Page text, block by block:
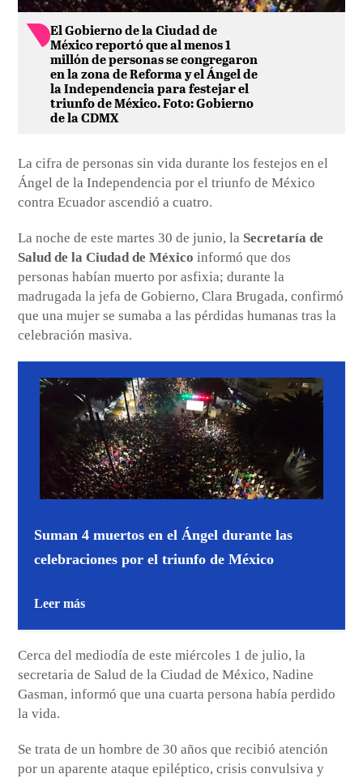
El Gobierno de la Ciudad de
México reportó que al menos 1
millón de personas se congregaron
en la zona de Reforma y el Ángel de
la Independencia para festejar el
triunfo de México. Foto: Gobierno
de la CDMX
La cifra de personas sin vida durante los festejos en el
Ángel de la Independencia por el triunfo de México
contra Ecuador ascendió a cuatro.
La noche de este martes 30 de junio, la Secretaría de
Salud de la Ciudad de México informó que dos
personas habían muerto por asfixia; durante la
madrugada la jefa de Gobierno, Clara Brugada, confirmó
que una mujer se sumaba a las pérdidas humanas tras la
celebración masiva.
Suman 4 muertos en el Ángel durante las
celebraciones por el triunfo de México
Leer más
Cerca del mediodía de este miércoles 1 de julio, la
secretaria de Salud de la Ciudad de México, Nadine
Gasman, informó que una cuarta persona había perdido
la vida.
Se trata de un hombre de 30 años que recibió atención
por un aparente ataque epiléptico, crisis convulsiva y